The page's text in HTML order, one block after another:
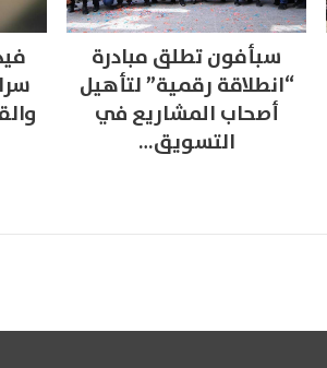
سبأفون تطلق مبادرة
“انطلاقة رقمية” لتأهيل
أصحاب المشاريع في
التسويق…